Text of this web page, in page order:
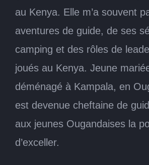
au Kenya. Elle m’a souvent
aventures de guide, de ses
camping et des rôles de
joués au Kenya. Jeune
déménagé à Kampala, en
est devenue cheftaine de
aux jeunes Ougandaises la
d’exceller.